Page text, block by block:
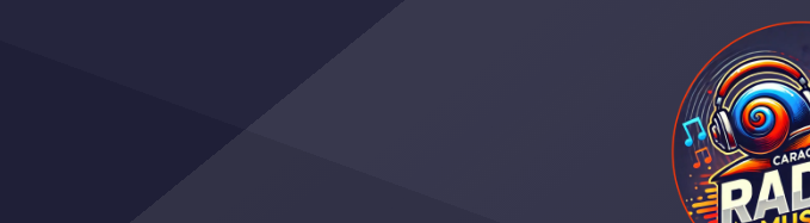
proceso de contratación para el
Proyecto Integral de Luminarias,
con una inversión cercana a los USD